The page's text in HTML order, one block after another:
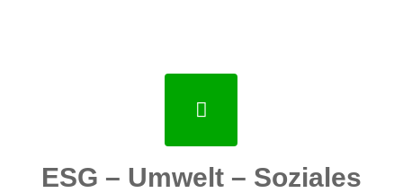
ESG – Umwelt – Soziales